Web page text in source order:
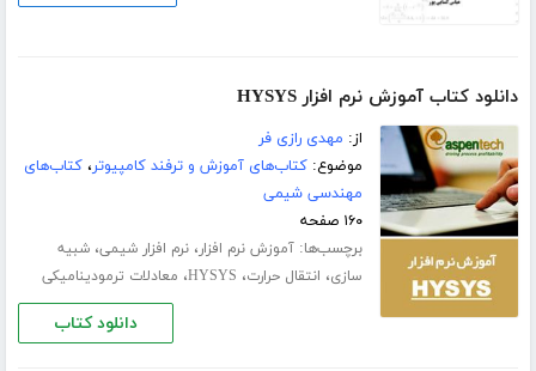
دانلود کتاب آموزش نرم افزار HYSYS
از: مهدی رازی فر
موضوع:کتاب‌های آموزش و ترفند کامپیوتر،کتاب‌های
مهندسی شیمی
۱۶۰ صفحه
برچسب‌ها:آموزش نرم افزار،نرم افزار شیمی،شبیه
سازی، انتقال حرارت، HYSYS، معادلات ترمودینامیکی
دانلود کتاب